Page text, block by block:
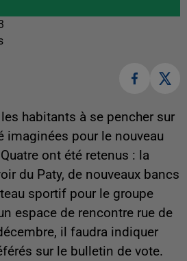
habitants à se pencher sur
imaginées pour le nouveau
ont été retenus : la
du Paty, de nouveaux bancs
sportif pour le groupe
espace de rencontre rue de
il faudra indiquer
sur le bulletin de vote.